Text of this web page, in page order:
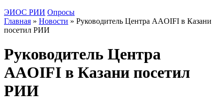
ЭИОС РИИ Опросы
Главная » Новости » Руководитель Центра AAOIFI в Казани
посетил РИИ
Руководитель Центра
AAOIFI в Казани посетил
РИИ